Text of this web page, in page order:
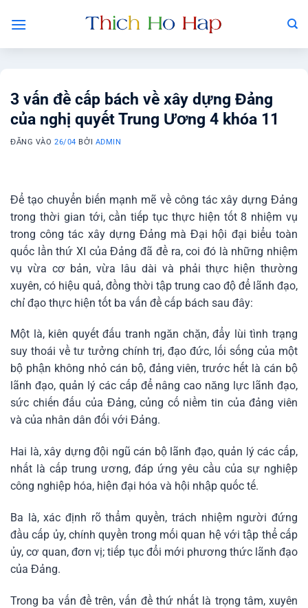
qua
3 vấn đề cấp bách về xây dựng Đảng
của nghị quyết Trung Ương 4 khóa 11
ĐĂNG VÀO26/04 BỞI ADMIN
Để tạo chuyển biến mạnh mẽ về công tác xây dựng Đảng
trong thời gian tới, cần tiếp tục thực hiện tốt 8 nhiệm vụ
trong công tác xây dựng Đảng mà Đại hội đại biểu toàn
quốc lần thứ XI của Đảng đã đề ra, coi đó là những nhiệm
vụ vừa cơ bản, vừa lâu dài và phải thực hiện thường
xuyên, có hiệu quả, đồng thời tập trung cao độ để lãnh đạo,
chỉ đạo thực hiện tốt ba vấn đề cấp bách sau đây:
Một là, kiên quyết đấu tranh ngăn chặn, đẩy lùi tình trạng
suy thoái về tư tưởng chính trị, đạo đức, lối sống của một
bộ phận không nhỏ cán bộ, đảng viên, trước hết là cán bộ
lãnh đạo, quản lý các cấp để nâng cao năng lực lãnh đạo,
sức chiến đấu của Đảng, củng cố niềm tin của đảng viên
và của nhân dân đối với Đảng.
Hai là, xây dựng đội ngũ cán bộ lãnh đạo, quản lý các cấp,
nhất là cấp trung ương, đáp ứng yêu cầu của sự nghiệp
công nghiệp hóa, hiện đại hóa và hội nhập quốc tế.
Ba là, xác định rõ thẩm quyền, trách nhiệm người đứng
đầu cấp ủy, chính quyền trong mối quan hệ với tập thể cấp
ủy, cơ quan, đơn vị; tiếp tục đổi mới phương thức lãnh đạo
của Đảng.
Trong ba vấn đề trên, vấn đề thứ nhất là trọng tâm, xuyên